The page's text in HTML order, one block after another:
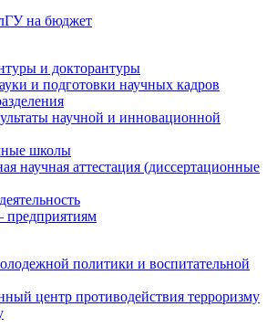
на бюджет
и докторантуры
и подготовки научных кадров
научной и инновационной
школы
научная аттестация (диссертационные
предприятиям
политики и воспитательной
центр противодействия терроризму